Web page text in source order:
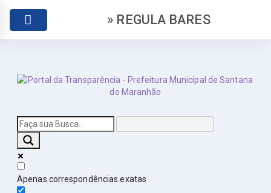
» REGULA BARES
Apenas correspondências exatas